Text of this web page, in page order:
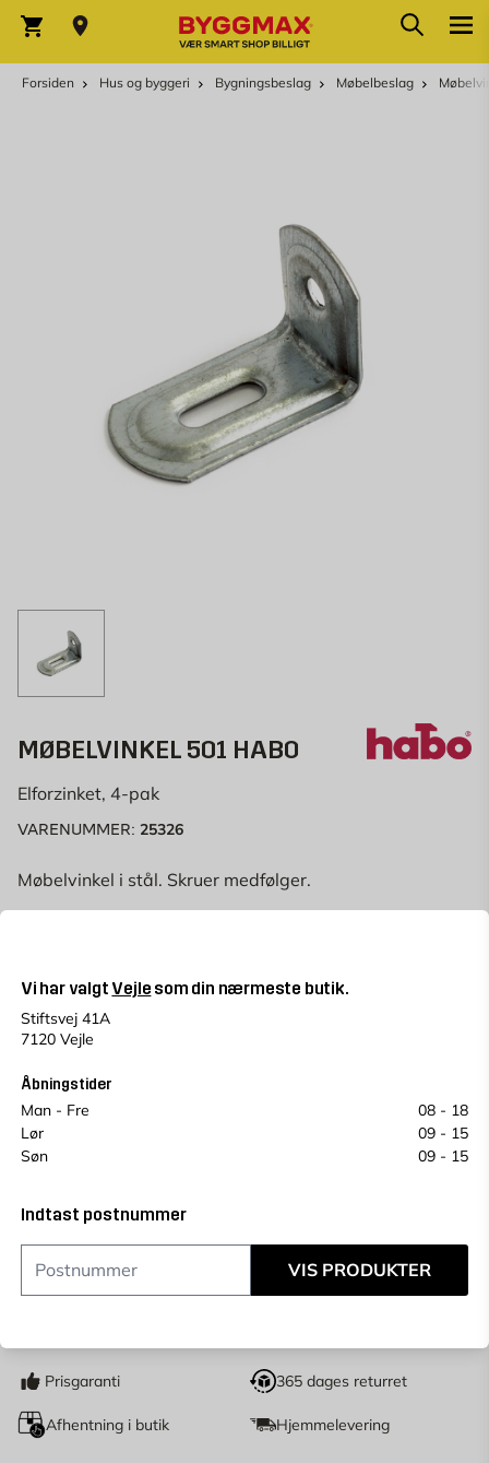
Vi har valgt Vejle som din nærmeste butik.
Stiftsvej 41A
7120 Vejle
Åbningstider
Man - Fre
08 - 18
Lør
09 - 15
Søn
09 - 15
Indtast postnummer
VIS PRODUKTER
Indkøbskurv Søg
Forsiden Hus og byggeri Bygningsbeslag Møbelbeslag
MØBELVINKEL 501 HABO
Elforzinket, 4-pak
VARENUMMER: 25326
Møbelvinkel i stål. Skruer medfølger.
Vælg en alternativ for at se antal
Se saldo i andre butikker
Et plukkegebyr på 49 kr vil blive tilføjet på vores
butiksprodukter.
14,95 KR.
Antal
Prisgaranti 365 dages returret
Afhentning i butik Hjemmelevering